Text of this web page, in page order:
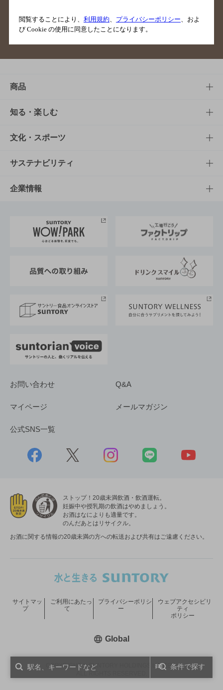
条件で探す
商品
商品TOP
商品一覧
商品発売情報
栄養成分一覧
知る・楽しむ
知る・楽しむTOP
キャンペーン
工場見学
地域情報
文化・スポーツ
文化・スポーツTOP
サントリーホール
サントリーサンバーズ大阪
サステナビリティ
サステナビリティTOP
サントリーが考えるサステナビリティ経営
企業情報
企業概要
採用情報
お問い合わせ Q&A
マイページ メールマガジン
公式SNS一覧
ストップ！20歳未満飲酒・飲酒運転。
妊娠中や授乳期の飲酒はやめましょう。
お酒はなによりも適量です。
のんだあとはリサイクル。
お酒に関する情報の20歳未満の方への転送および共有はご遠慮ください。
COPYRIGHT © SUNTORY HOLDINGS LIMITED.
サイトマッ
プ
ご利用にあたっ
て
プライバシーポリシ
ー
ウェブアクセシビリ
ティ
ポリシー
Global新しいウィンドウで開く
閲覧することにより、 利用規約、 プライバシーポリシー、およ
び Cookie の使用に同意したことになります。